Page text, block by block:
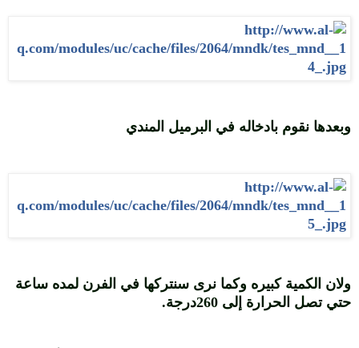
وبعدها نقوم بادخاله في البرميل المندي
ولان الكمية كبيره وكما نرى سنتركها في الفرن لمده ساعة
حتي تصل الحرارة إلى 260درجة.